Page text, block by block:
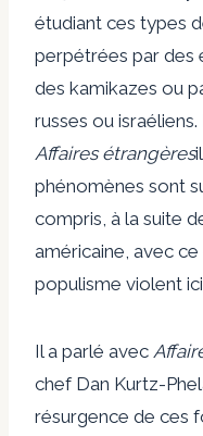
étudiant ces types
perpétrées par des
des kamikazes ou
russes ou
Affaires étrangères
phénomènes sont
compris, à la suite
américaine, avec ce
populisme violent
Il a parlé avec
chef Dan Kurtz-
résurgence de ces